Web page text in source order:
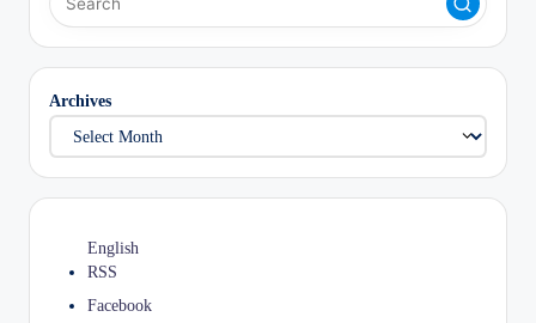
Archives
English
RSS
Facebook